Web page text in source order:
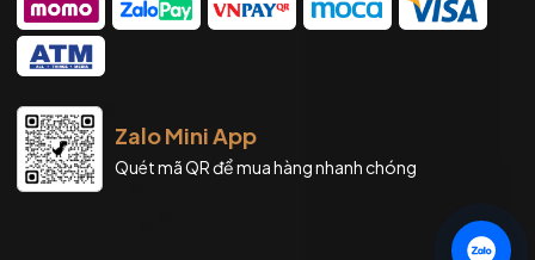
Zalo Mini App
Quét mã QR để mua hàng nhanh chóng